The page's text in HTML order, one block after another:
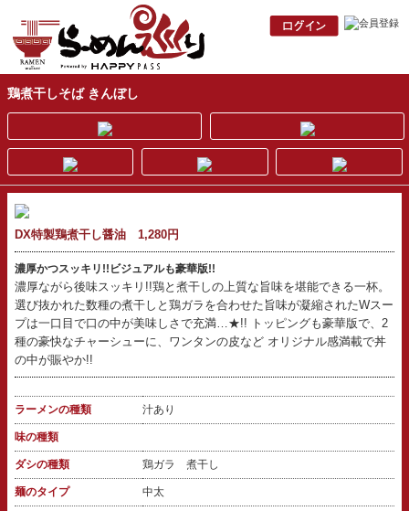
鶏煮干しそば きんぼし
DX特製鶏煮干し醤油 1,280円
濃厚かつスッキリ!!ビジュアルも豪華版!!
濃厚ながら後味スッキリ!!鶏と煮干しの上質な旨味を堪能できる一杯。
選び抜かれた数種の煮干しと鶏ガラを合わせた旨味が凝縮されたWスー
プは一口目で口の中が美味しさで充満…★!! トッピングも豪華版で、2
種の豪快なチャーシューに、ワンタンの皮など オリジナル感満載で丼
の中が賑やか!!
ラーメンの種類 汁あり
味の種類
ダシの種類 鶏ガラ 煮干し
麺のタイプ 中太